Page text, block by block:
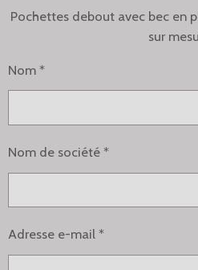
Pochettes debout avec bec en
sur
Nom *
Nom de société *
Adresse e-mail *